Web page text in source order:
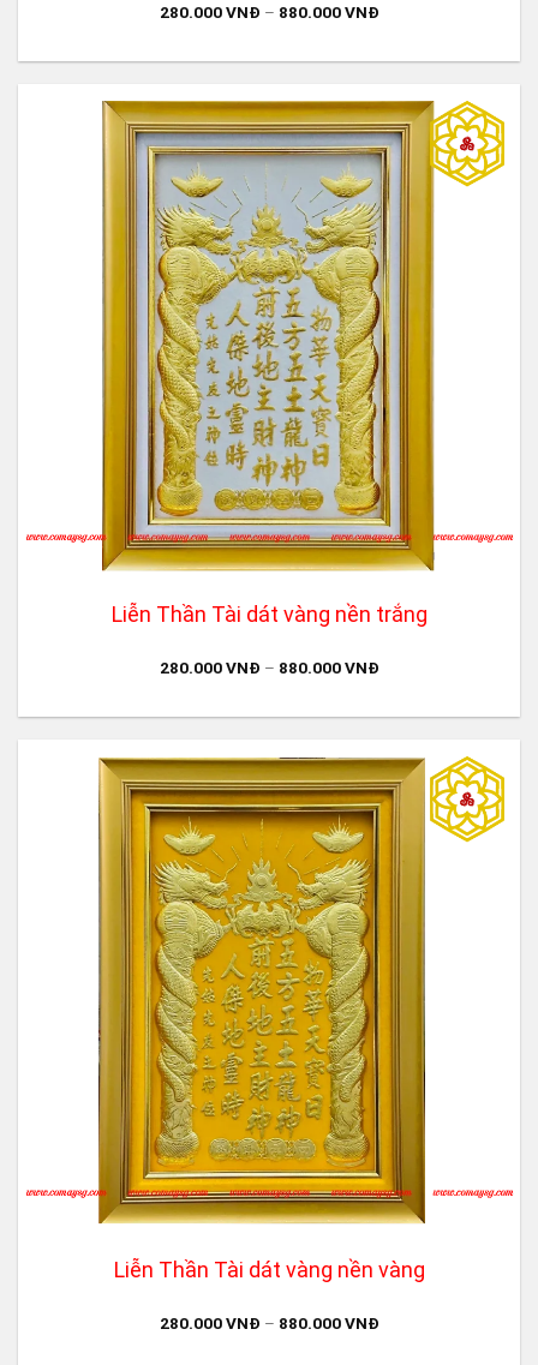
280.000VNĐ – 880.000VNĐ
Liễn Thần Tài dát vàng nền trắng
280.000VNĐ – 880.000VNĐ
Liễn Thần Tài dát vàng nền vàng
280.000VNĐ – 880.000VNĐ